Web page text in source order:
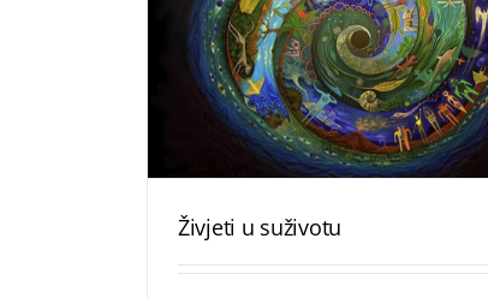
Živjeti u suživotu